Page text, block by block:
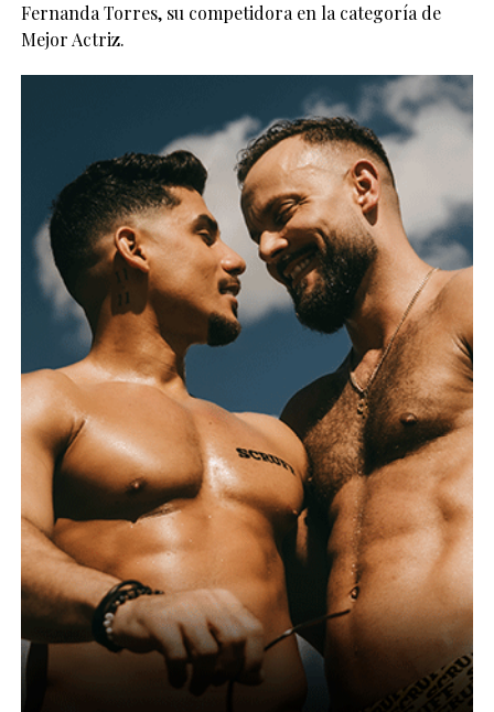
Fernanda Torres, su competidora en la categoría de
Mejor Actriz.